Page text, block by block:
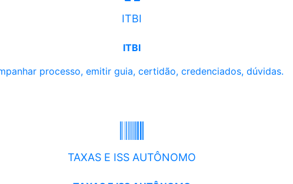
ITBI
ITBI
processo, emitir guia, certidão, credenciados, dúvidas.
TAXAS E ISS AUTÔNOMO